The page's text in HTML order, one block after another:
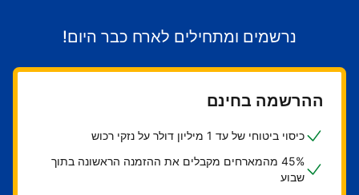
נרשמים ומתחילים לארח כבר היום!
ההרשמה בחינם
כיסוי ביטוחי של עד 1 מיליון דולר על נזקי רכוש
45% מהמארחים מקבלים את ההזמנה הראשונה בתוך
שבוע